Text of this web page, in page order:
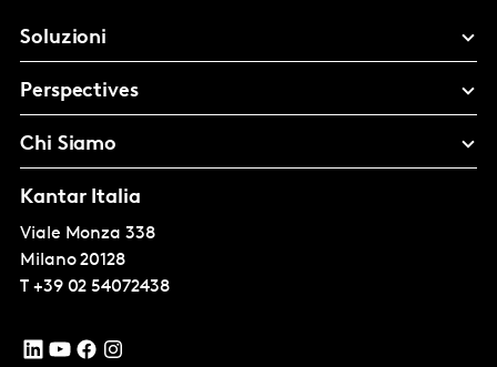
Soluzioni
Perspectives
Chi Siamo
Kantar Italia
Viale Monza 338
Milano 20128
T +39 02 54072438